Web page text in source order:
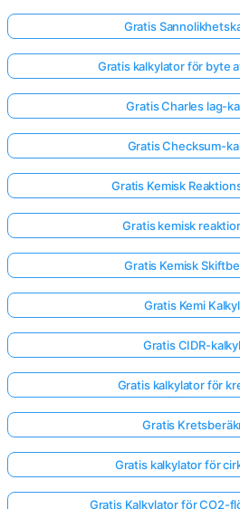
Gratis
Gratis kalkylator för byte
Gratis Charles lag-
Gratis Checksum-
Gratis Kemisk
Gratis kemisk
Gratis Kemisk
Gratis Kemi
Gratis CIDR-
Gratis kalkylator för
Gratis
Gratis kalkylator för
Gratis Kalkylator för CO2-